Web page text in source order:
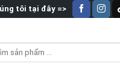
tôi tại đây =>